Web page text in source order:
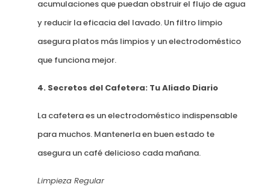
acumulaciones que puedan obstruir el flujo de agua
y reducir la eficacia del lavado. Un filtro limpio
asegura platos más limpios y un electrodoméstico
que funciona mejor.
4. Secretos del Cafetera: Tu Aliado Diario
La cafetera es un electrodoméstico indispensable
para muchos. Mantenerla en buen estado te
asegura un café delicioso cada mañana.
Limpieza Regular